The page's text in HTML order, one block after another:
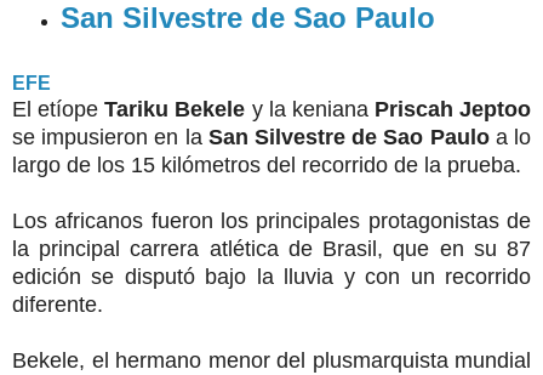
San Silvestre de Sao Paulo
EFE
El etíopeTariku Bekele y la keniana Priscah Jeptoo
se impusieron en la San Silvestre de Sao Pauloa lo
largo de los 15 kilómetros del recorrido de la prueba.
Los africanos fueron los principales protagonistas de
la principal carrera atlética de Brasil, que en su 87
edición se disputó bajo la lluvia y con un recorrido
diferente.
Bekele, el hermano menor del plusmarquista mundial